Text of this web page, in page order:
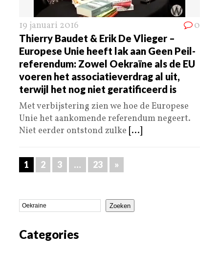
19 januari 2016 0
Thierry Baudet & Erik De Vlieger –
Europese Unie heeft lak aan Geen Peil-
referendum: Zowel Oekraïne als de EU
voeren het associatieverdrag al uit,
terwijl het nog niet geratificeerd is
Met verbijstering zien we hoe de Europese
Unie het aankomende referendum negeert.
Niet eerder ontstond zulke [...]
1 2 3 … 23 »
Zoeken
Categories